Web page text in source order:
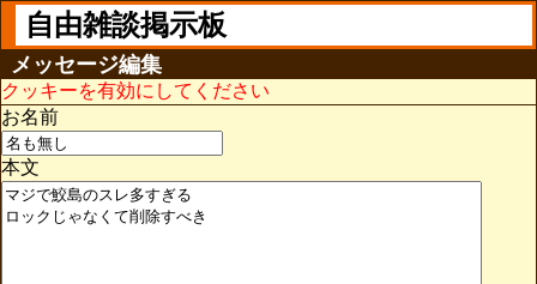
自由雑談掲示板
メッセージ編集
クッキーを有効にしてください
お名前
本文